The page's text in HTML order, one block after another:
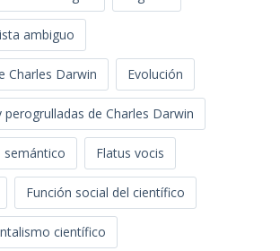
ambiguo
Charles Darwin Evolución
perogrulladas de Charles Darwin
Flatus vocis
Función social del científico
científico